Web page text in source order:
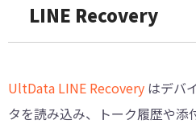
LINE Recovery
UltData LINE Recovery はデバ
タを読み込み、トーク履歴や添